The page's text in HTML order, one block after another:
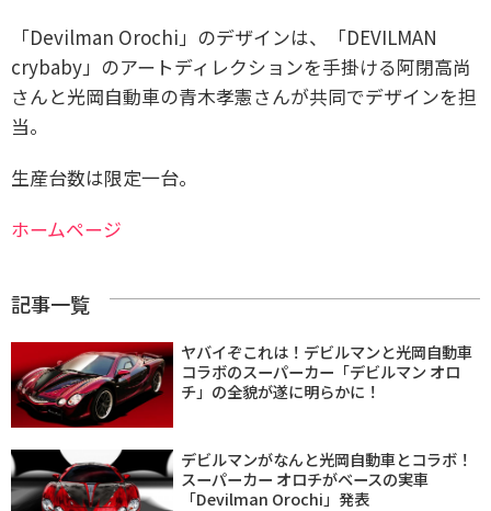
「Devilman Orochi」のデザインは、「DEVILMAN
crybaby」のアートディレクションを手掛ける阿閉高尚
さんと光岡自動車の青木孝憲さんが共同でデザインを担
当。
生産台数は限定一台。
ホームページ
記事一覧
ヤバイぞこれは！デビルマンと光岡自動車
コラボのスーパーカー「デビルマン オロ
チ」の全貌が遂に明らかに！
デビルマンがなんと光岡自動車とコラボ！
スーパーカー オロチがベースの実車
「Devilman Orochi」発表